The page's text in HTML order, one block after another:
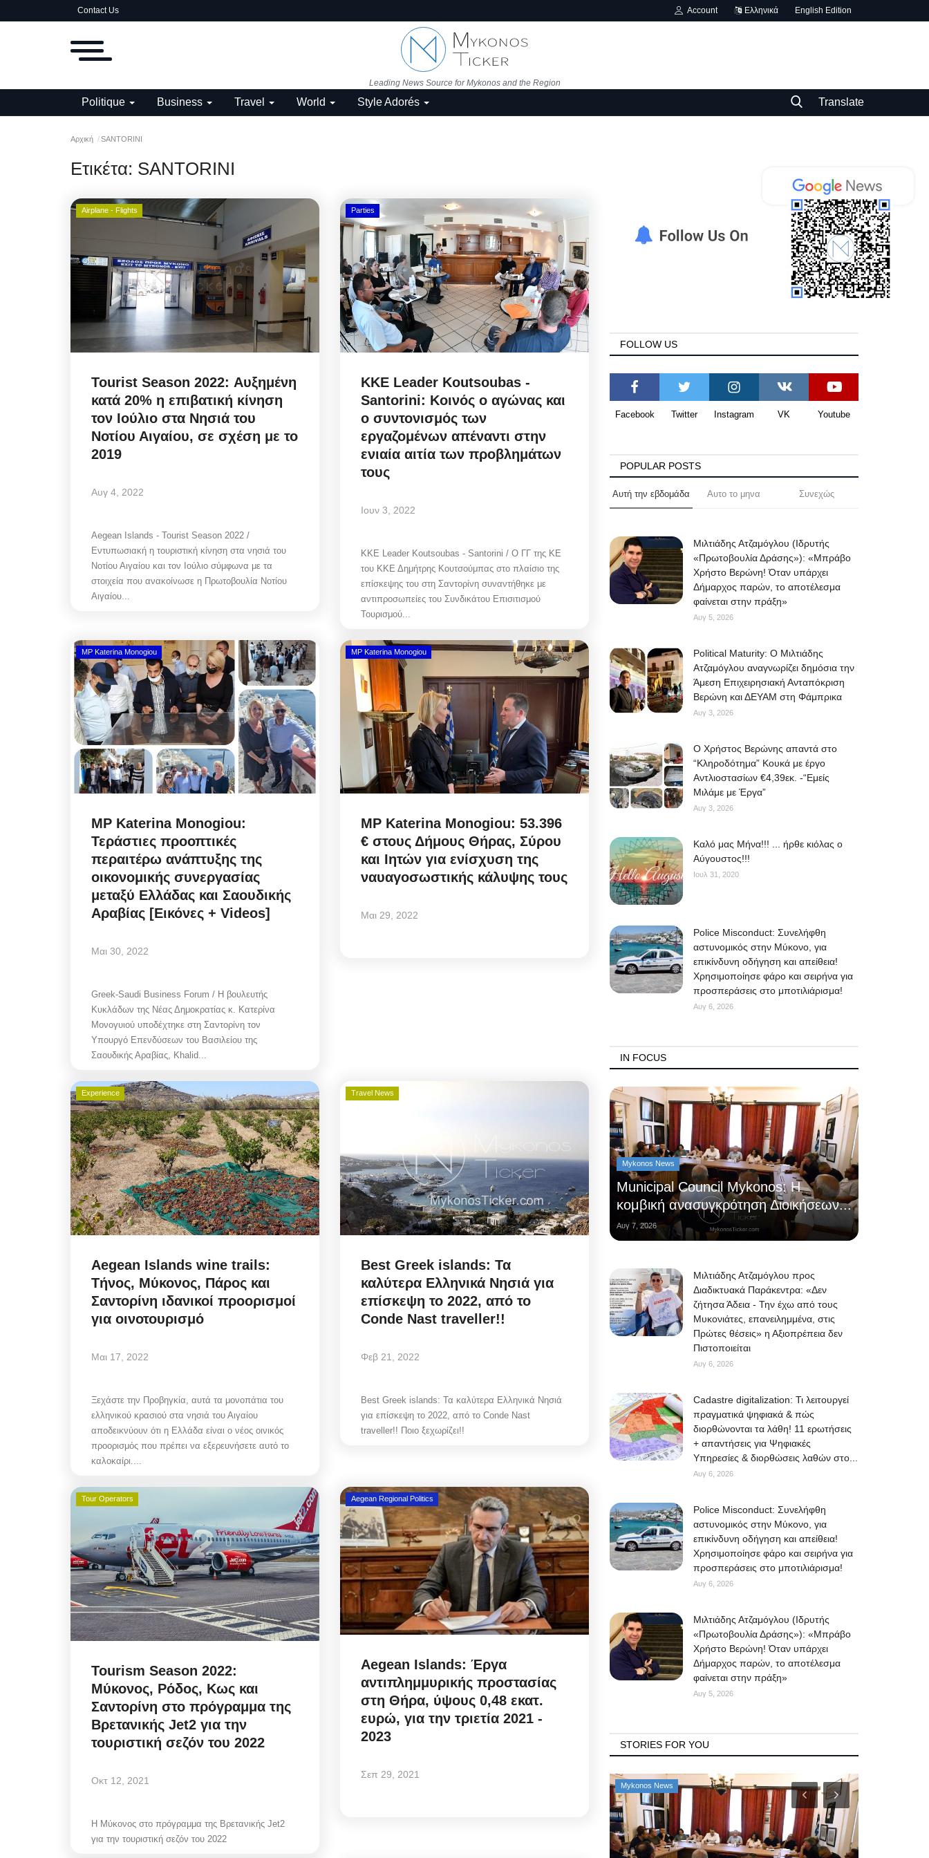
Contact Us Account Ελληνικά English Edition
Leading News Source for Mykonos and the Region
Politique Business Travel World Style Adorés Translate
Αρχική SANTORINI
Ετικέτα: SANTORINI
Airplane - Flights
Tourist Season 2022: Αυξημένη
κατά 20% η επιβατική κίνηση
τον Ιούλιο στα Νησιά του
Νοτίου Αιγαίου, σε σχέση με το
2019
Αυγ 4, 2022
Aegean Islands - Tourist Season 2022 /
Εντυπωσιακή η τουριστική κίνηση στα νησιά του
Νοτίου Αιγαίου και τον Ιούλιο σύμφωνα με τα
στοιχεία που ανακοίνωσε η Πρωτοβουλία Νοτίου
Αιγαίου...
Parties
KKE Leader Koutsoubas -
Santorini: Κοινός ο αγώνας και
ο συντονισμός των
εργαζομένων απέναντι στην
ενιαία αιτία των προβλημάτων
τους
Ιουν 3, 2022
KKE Leader Koutsoubas - Santorini / Ο ΓΓ της ΚΕ
του ΚΚΕ Δημήτρης Κουτσούμπας στο πλαίσιο της
επίσκεψης του στη Σαντορίνη συναντήθηκε με
αντιπροσωπείες του Συνδικάτου Επισιτισμού
Τουρισμού...
MP Katerina Monogiou
MP Katerina Monogiou:
Τεράστιες προοπτικές
περαιτέρω ανάπτυξης της
οικονομικής συνεργασίας
μεταξύ Ελλάδας και Σαουδικής
Αραβίας [Εικόνες + Videos]
Μαι 30, 2022
Greek-Saudi Business Forum / Η βουλευτής
Κυκλάδων της Νέας Δημοκρατίας κ. Κατερίνα
Μονογυιού υποδέχτηκε στη Σαντορίνη τον
Υπουργό Επενδύσεων του Βασιλείου της
Σαουδικής Αραβίας, Khalid...
MP Katerina Monogiou
MP Katerina Monogiou: 53.396
€ στους Δήμους Θήρας, Σύρου
και Ιητών για ενίσχυση της
ναυαγοσωστικής κάλυψης τους
Μαι 29, 2022
Experience
Aegean Islands wine trails:
Τήνος, Μύκονος, Πάρος και
Σαντορίνη ιδανικοί προορισμοί
για οινοτουρισμό
Μαι 17, 2022
Ξεχάστε την Προβηγκία, αυτά τα μονοπάτια του
ελληνικού κρασιού στα νησιά του Αιγαίου
αποδεικνύουν ότι η Ελλάδα είναι ο νέος οινικός
προορισμός που πρέπει να εξερευνήσετε αυτό το
καλοκαίρι....
Travel News
Best Greek islands: Τα
καλύτερα Ελληνικά Νησιά για
επίσκεψη το 2022, από το
Conde Nast traveller!!
Φεβ 21, 2022
Best Greek islands: Τα καλύτερα Ελληνικά Νησιά
για επίσκεψη το 2022, από το Conde Nast
traveller!! Ποιο ξεχωρίζει!!
Tour Operators
Tourism Season 2022:
Μύκονος, Ρόδος, Κως και
Σαντορίνη στο πρόγραμμα της
Βρετανικής Jet2 για την
τουριστική σεζόν του 2022
Οκτ 12, 2021
Η Μύκονος στο πρόγραμμα της Βρετανικής Jet2
για την τουριστική σεζόν του 2022
Aegean Regional Politics
Aegean Islands: Έργα
αντιπλημμυρικής προστασίας
στη Θήρα, ύψους 0,48 εκατ.
ευρώ, για την τριετία 2021 -
2023
Σεπ 29, 2021
FOLLOW US
Facebook Twitter Instagram VK Youtube
POPULAR POSTS
Αυτή την εβδομάδα Αυτο το μηνα Συνεχώς
Μιλτιάδης Ατζαμόγλου (Ιδρυτής
«Πρωτοβουλία Δράσης»): «Μπράβο
Χρήστο Βερώνη! Όταν υπάρχει
Δήμαρχος παρών, το αποτέλεσμα
φαίνεται στην πράξη»
Αυγ 5, 2026
Political Maturity: Ο Μιλτιάδης
Ατζαμόγλου αναγνωρίζει δημόσια την
Άμεση Επιχειρησιακή Ανταπόκριση
Βερώνη και ΔΕΥΑΜ στη Φάμπρικα
Αυγ 3, 2026
O Χρήστος Βερώνης απαντά στο
“Κληροδότημα” Κουκά με έργο
Αντλιοστασίων €4,39εκ. -“Εμείς
Μιλάμε με Έργα”
Αυγ 3, 2026
Kαλό μας Μήνα!!! ... ήρθε κιόλας ο
Αύγουστος!!!
Ιουλ 31, 2020
Police Misconduct: Συνελήφθη
αστυνομικός στην Μύκονο, για
επικίνδυνη οδήγηση και απείθεια!
Χρησιμοποίησε φάρο και σειρήνα για
προσπεράσεις στο μποτιλιάρισμα!
Αυγ 6, 2026
IN FOCUS
Mykonos News
Municipal Council Mykonos: Η
κομβική ανασυγκρότηση Διοικήσεων...
Αυγ 7, 2026
Μιλτιάδης Ατζαμόγλου προς
Διαδικτυακά Παράκεντρα: «Δεν
ζήτησα Άδεια - Την έχω από τους
Μυκονιάτες, επανειλημμένα, στις
Πρώτες θέσεις» η Αξιοπρέπεια δεν
Πιστοποιείται
Αυγ 6, 2026
Cadastre digitalization: Τι λειτουργεί
πραγματικά ψηφιακά & πώς
διορθώνονται τα λάθη! 11 ερωτήσεις
+ απαντήσεις για Ψηφιακές
Υπηρεσίες & διορθώσεις λαθών στο...
Αυγ 6, 2026
Police Misconduct: Συνελήφθη
αστυνομικός στην Μύκονο, για
επικίνδυνη οδήγηση και απείθεια!
Χρησιμοποίησε φάρο και σειρήνα για
προσπεράσεις στο μποτιλιάρισμα!
Αυγ 6, 2026
Μιλτιάδης Ατζαμόγλου (Ιδρυτής
«Πρωτοβουλία Δράσης»): «Μπράβο
Χρήστο Βερώνη! Όταν υπάρχει
Δήμαρχος παρών, το αποτέλεσμα
φαίνεται στην πράξη»
Αυγ 5, 2026
STORIES FOR YOU
Mykonos Δ.Ε.Υ.Α. Μυκόνου Mykonos News